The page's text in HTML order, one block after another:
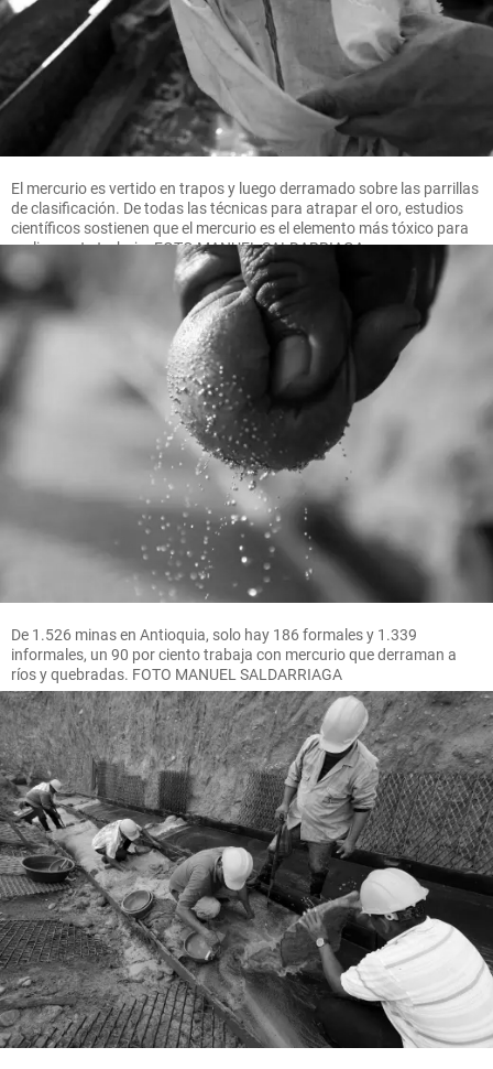
El mercurio es vertido en trapos y luego derramado sobre las parrillas
de clasificación. De todas las técnicas para atrapar el oro, estudios
científicos sostienen que el mercurio es el elemento más tóxico para
realizar este trabajo. FOTO MANUEL SALDARRIAGA
De 1.526 minas en Antioquia, solo hay 186 formales y 1.339
informales, un 90 por ciento trabaja con mercurio que derraman a
ríos y quebradas. FOTO MANUEL SALDARRIAGA